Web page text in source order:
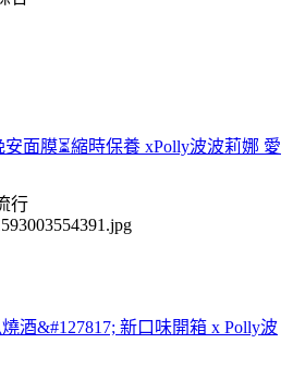
面膜⏳縮時保養 xPolly波波莉娜 愛
行
酒&#127817; 新口味開箱 x Polly波